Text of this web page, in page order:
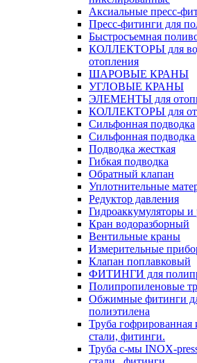
Аксиальные пресс-
Пресс-фитинги для
Быстросъемная
КОЛЛЕКТОРЫ для
отопления
ШАРОВЫЕ КРАНЫ
УГЛОВЫЕ КРАНЫ
ЭЛЕМЕНТЫ для
КОЛЛЕКТОРЫ для
Сильфонная подводка
Cильфонная подводка
Подводка жесткая
Гибкая подводка
Обратный клапан
Уплотнительные
Редуктор давления
Гидроаккумуляторы
Кран водоразборный
Вентильные краны
Измерительные
Клапан поплавковый
ФИТИНГИ для
Полипропиленовые
Обжимные фитинги
полиэтилена
Труба
стали, фитинги.
Труба с-мы INOX-